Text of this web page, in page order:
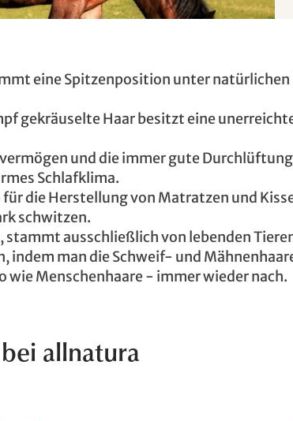
eine Spitzenposition unter natürlichen
gekräuselte Haar besitzt eine
und die immer gute Durchlüftung
Schlafklima.
die Herstellung von Matratzen und
schwitzen.
stammt ausschließlich von lebenden
indem man die Schweif- und
wie Menschenhaare - immer wieder nach.
allnatura